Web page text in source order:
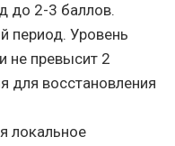
до 2-3 баллов.
период. Уровень
не превысит 2
для восстановления
локальное